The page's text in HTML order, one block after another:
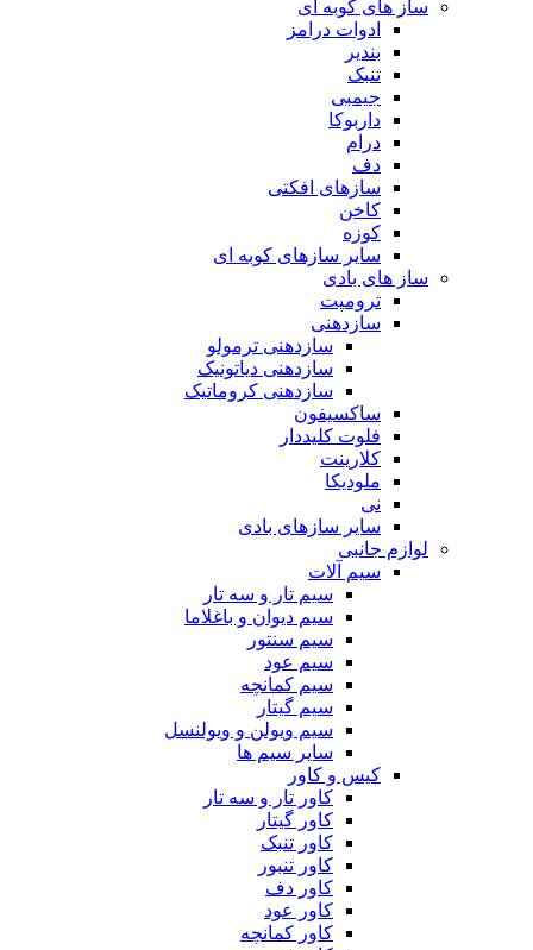
ساز های کوبه ای
ادوات درامز
بندیر
تنبک
جیمبی
داربوکا
درام
دف
سازهای افکتی
کاخن
کوزه
سایر سازهای کوبه ای
ساز های بادی
ترومپت
سازدهنی
سازدهنی ترمولو
سازدهنی دیاتونیک
سازدهنی کروماتیک
ساکسیفون
فلوت کلیددار
کلارینت
ملودیکا
نی
سایر سازهای بادی
لوازم جانبی
سیم آلات
سیم تار و سه تار
سیم دیوان و باغلاما
سیم سنتور
سیم عود
سیم کمانچه
سیم گیتار
سیم ویولن و ویولنسل
سایر سیم ها
کیس و کاور
کاور تار و سه تار
کاور گیتار
کاور تنبک
کاور تنبور
کاور دف
کاور عود
کاور کمانچه